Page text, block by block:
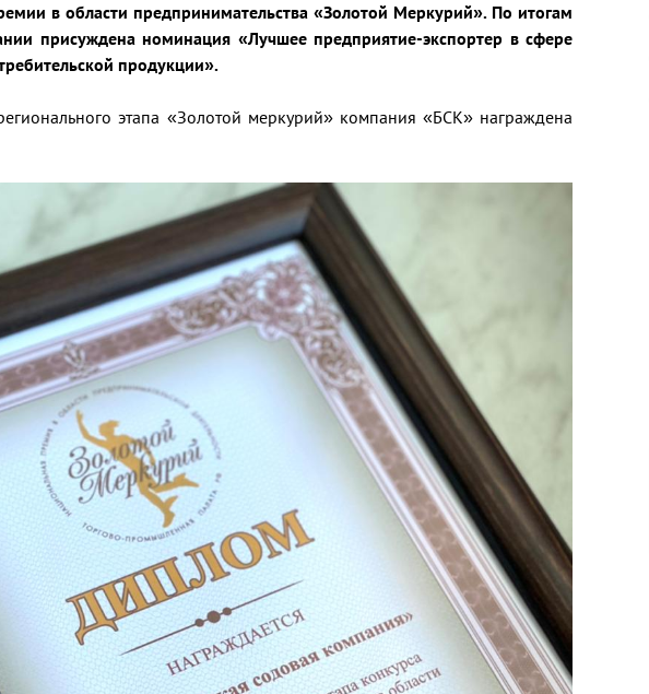
в области предпринимательства «Золотой Меркурий». По итогам
присуждена номинация «Лучшее предприятие-экспортер в сфере
продукции».
этапа «Золотой меркурий» компания «БСК» награждена